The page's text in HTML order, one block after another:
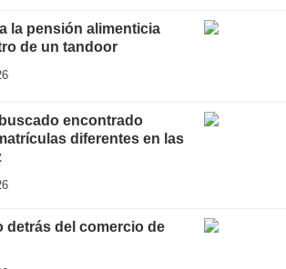
la pensión alimenticia
de un tandoor
encontrado
diferentes en las
detrás del comercio de